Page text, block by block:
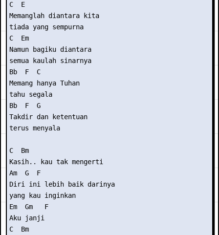
C  E
Memanglah diantara kita
tiada yang sempurna
C  Em
Namun bagiku diantara
semua kaulah sinarnya
Bb  F  C
Memang hanya Tuhan
tahu segala
Bb  F  G
Takdir dan ketentuan
terus menyala
C  Bm
Kasih.. kau tak mengerti
Am  G  F
Diri ini lebih baik darinya
yang kau inginkan
Em  Gm   F
Aku janji
C  Bm